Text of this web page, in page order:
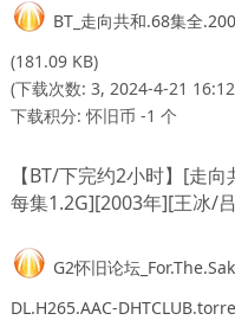
BT_走向共和.68集全
(181.09 KB)
(下载次数: 3, 2024-4-21
下载积分: 怀旧币 -1 个
【BT/下完约2小时】[走
每集1.2G][2003年][王冰/
G2怀旧论坛
DL.H265.AAC-